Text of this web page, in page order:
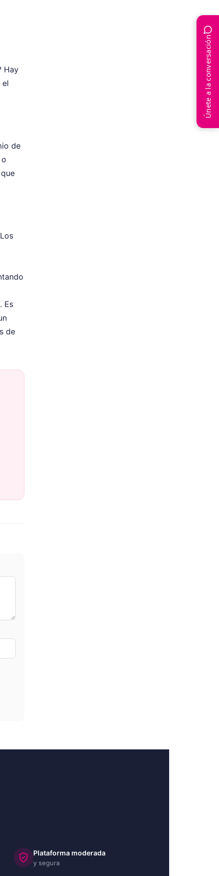
Hay
el
de
Es
de
Plataforma moderada
y segura
Únete a la conversación